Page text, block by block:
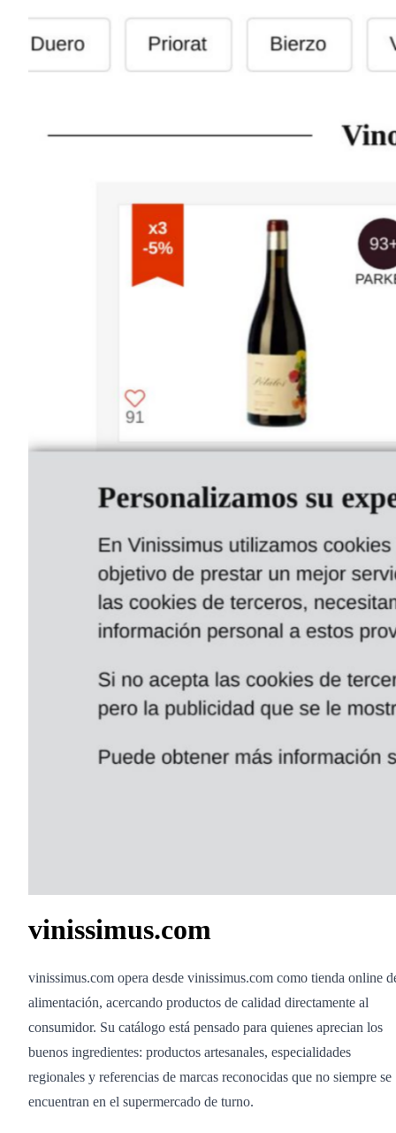
vinissimus.com
vinissimus.com opera desde vinissimus.com como tienda online
alimentación, acercando productos de calidad directamente al
consumidor. Su catálogo está pensado para quienes aprecian los
buenos ingredientes: productos artesanales, especialidades
regionales y referencias de marcas reconocidas que no siempre se
encuentran en el supermercado de turno.